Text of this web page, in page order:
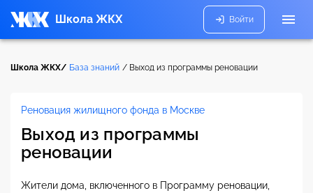
Школа ЖКХ Войти
Школа ЖКХ/ База знаний / Выход из программы реновации
Реновация жилищного фонда в Москве
Выход из программы
реновации
Жители дома, включенного в Программу реновации,